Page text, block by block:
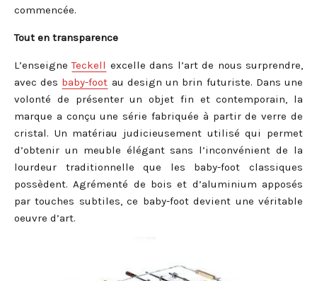
commencée.
Tout en transparence
L’enseigneTeckell excelle dans l’art de nous surprendre,
avec des baby-foot au design un brin futuriste. Dans une
volonté de présenter un objet fin et contemporain, la
marque a conçu une série fabriquée à partir de verre de
cristal. Un matériau judicieusement utilisé qui permet
d’obtenir un meuble élégant sans l’inconvénient de la
lourdeur traditionnelle que les baby-foot classiques
possèdent. Agrémenté de bois et d’aluminium apposés
par touches subtiles, ce baby-foot devient une véritable
oeuvre d’art.